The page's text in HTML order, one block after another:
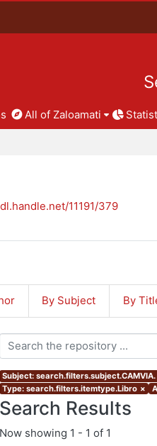
All of Zaloamati
11191/379
By Subject By
Subject: search.filters.subject.CAMVIA.
Type: search.filters.itemtype.Libro ×
Search Results
Now showing 1 - 1 of 1